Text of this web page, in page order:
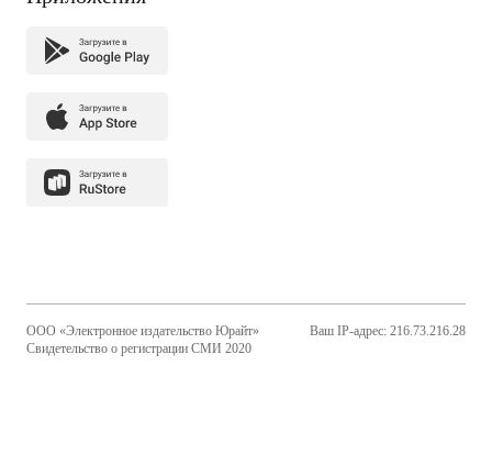
ООО «Электронное издательство Юрайт»
Свидетельство о регистрации СМИ 2020
Ваш IP-адрес: 216.73.216.28